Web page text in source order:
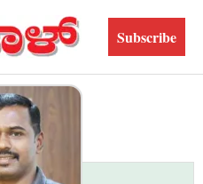
Subscribe